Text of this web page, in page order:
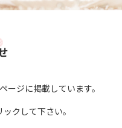
ージに掲載しています。
クして下さい。